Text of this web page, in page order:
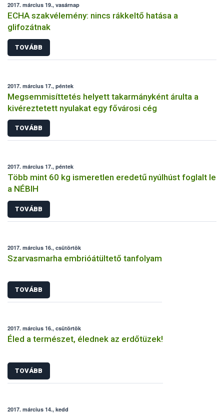
2017. március 19., vasárnap
ECHA szakvélemény: nincs rákkeltő hatása a
glifozátnak
TOVÁBB
2017. március 17., péntek
Megsemmisíttetés helyett takarmányként árulta a
kivéreztetett nyulakat egy fővárosi cég
TOVÁBB
2017. március 17., péntek
Több mint 60 kg ismeretlen eredetű nyúlhúst foglalt le
a NÉBIH
TOVÁBB
2017. március 16., csütörtök
Szarvasmarha embrióátültető tanfolyam
TOVÁBB
2017. március 16., csütörtök
Éled a természet, élednek az erdőtüzek!
TOVÁBB
2017. március 14., kedd